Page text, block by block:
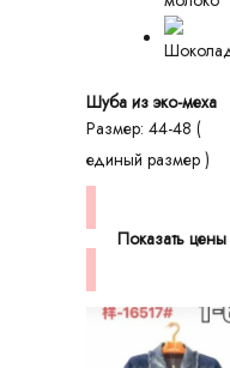
Шуба из эко-меха
Размер: 44-48 (
единый размер )
Показать цены